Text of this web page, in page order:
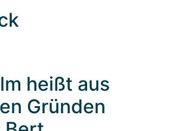
heißt aus
Gründen